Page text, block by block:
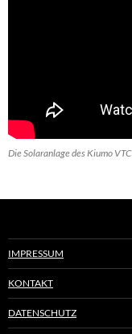
Die Solaranlage des Kiumo VTC
IMPRESSUM
KONTAKT
DATENSCHUTZ